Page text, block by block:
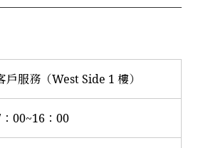
戶服務（West Side 1 樓）
00~16：00